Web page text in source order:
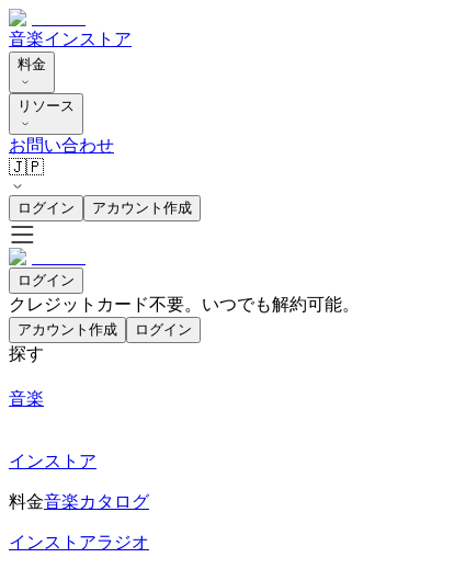
音楽インストア
料金
リソース
お問い合わせ
🇯🇵
ログイン アカウント作成
ログイン
クレジットカード不要。いつでも解約可能。
アカウント作成 ログイン
探す
音楽
インストア
料金音楽カタログ
インストアラジオ